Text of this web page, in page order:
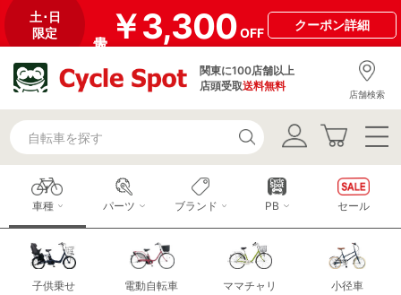
土･日
限定
￥3,300OFF
クーポン詳細
関東に100店舗以上
店頭受取送料無料
店舗検索
車種
子供乗せ 電動自転車 ママチャリ 小径車
パーツ ブランド PB セール